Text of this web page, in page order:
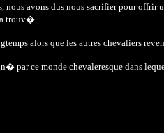
nous avons dus nous sacrifier pour
trouv�.
alors que les autres chevaliers
par ce monde chevaleresque dans